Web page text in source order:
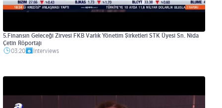
5.Finansın Geleceği Zirvesi FKB Varlık Yönetim Şirketleri STK Üyesi Sn. Nida
Çetin Röportajı
03:20
Interviews